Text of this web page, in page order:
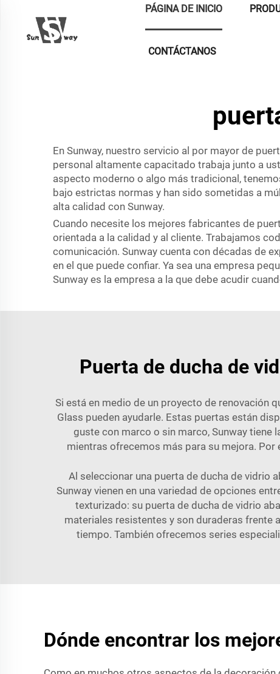
PÁGINA DE INICIO
CONTÁCTANOS
En Sunway, nuestro servicio al por mayor de
personal altamente capacitado trabaja junto a
aspecto moderno o algo más tradicional,
bajo estrictas normas y han sido sometidas a
alta calidad con Sunway.
Cuando necesite los mejores fabricantes de
orientada a la calidad y al cliente. Trabajamos
comunicación. Sunway cuenta con décadas de
en el que puede confiar. Ya sea una empresa
Sunway es la empresa a la que debe acudir
Puerta de ducha de
Si está en medio de un proyecto de renovación
Glass pueden ayudarle. Estas puertas están
guste con marco o sin marco, Sunway tiene
mientras ofrecemos más para su mejora. Por
Al seleccionar una puerta de ducha de vidrio
Sunway vienen en una variedad de opciones
texturizado: su puerta de ducha de vidrio
materiales resistentes y son duraderas frente
tiempo. También ofrecemos series
Dónde encontrar los